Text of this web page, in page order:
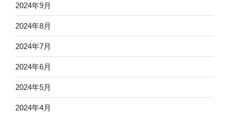
2024年9月
2024年8月
2024年7月
2024年6月
2024年5月
2024年4月